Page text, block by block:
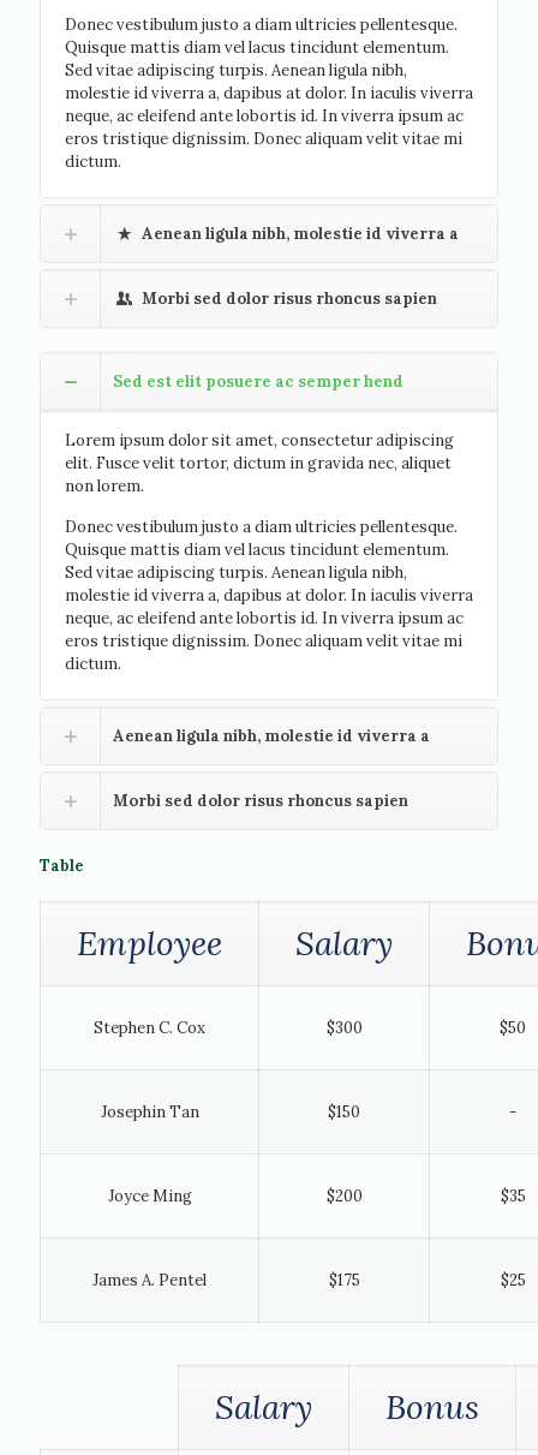
Donec vestibulum justo a diam ultricies pellentesque.
Quisque mattis diam vel lacus tincidunt elementum.
Sed vitae adipiscing turpis. Aenean ligula nibh,
molestie id viverra a, dapibus at dolor. In iaculis viverra
neque, ac eleifend ante lobortis id. In viverra ipsum ac
eros tristique dignissim. Donec aliquam velit vitae mi
dictum.
Aenean ligula nibh, molestie id viverra a
Morbi sed dolor risus rhoncus sapien
Sed est elit posuere ac semper hend
Lorem ipsum dolor sit amet, consectetur adipiscing
elit. Fusce velit tortor, dictum in gravida nec, aliquet
non lorem.
Donec vestibulum justo a diam ultricies pellentesque.
Quisque mattis diam vel lacus tincidunt elementum.
Sed vitae adipiscing turpis. Aenean ligula nibh,
molestie id viverra a, dapibus at dolor. In iaculis viverra
neque, ac eleifend ante lobortis id. In viverra ipsum ac
eros tristique dignissim. Donec aliquam velit vitae mi
dictum.
Aenean ligula nibh, molestie id viverra a
Morbi sed dolor risus rhoncus sapien
Table
Employee Salary
Stephen C. Cox $300 $50
Josephin Tan $150 -
Joyce Ming $200 $35
James A. Pentel $175 $25
Salary Bonus